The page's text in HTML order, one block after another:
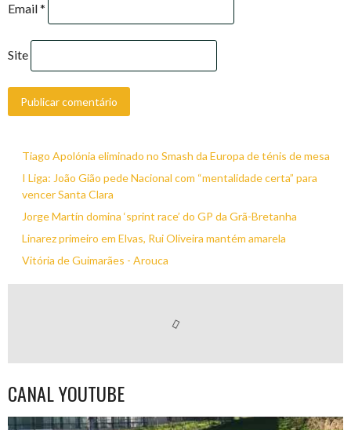
Email*
Site
Tiago Apolónia eliminado no Smash da Europa de ténis de mesa
I Liga: João Gião pede Nacional com “mentalidade certa” para
vencer Santa Clara
Jorge Martín domina ‘sprint race’ do GP da Grã-Bretanha
Linarez primeiro em Elvas, Rui Oliveira mantém amarela
Vitória de Guimarães - Arouca
CANAL YOUTUBE